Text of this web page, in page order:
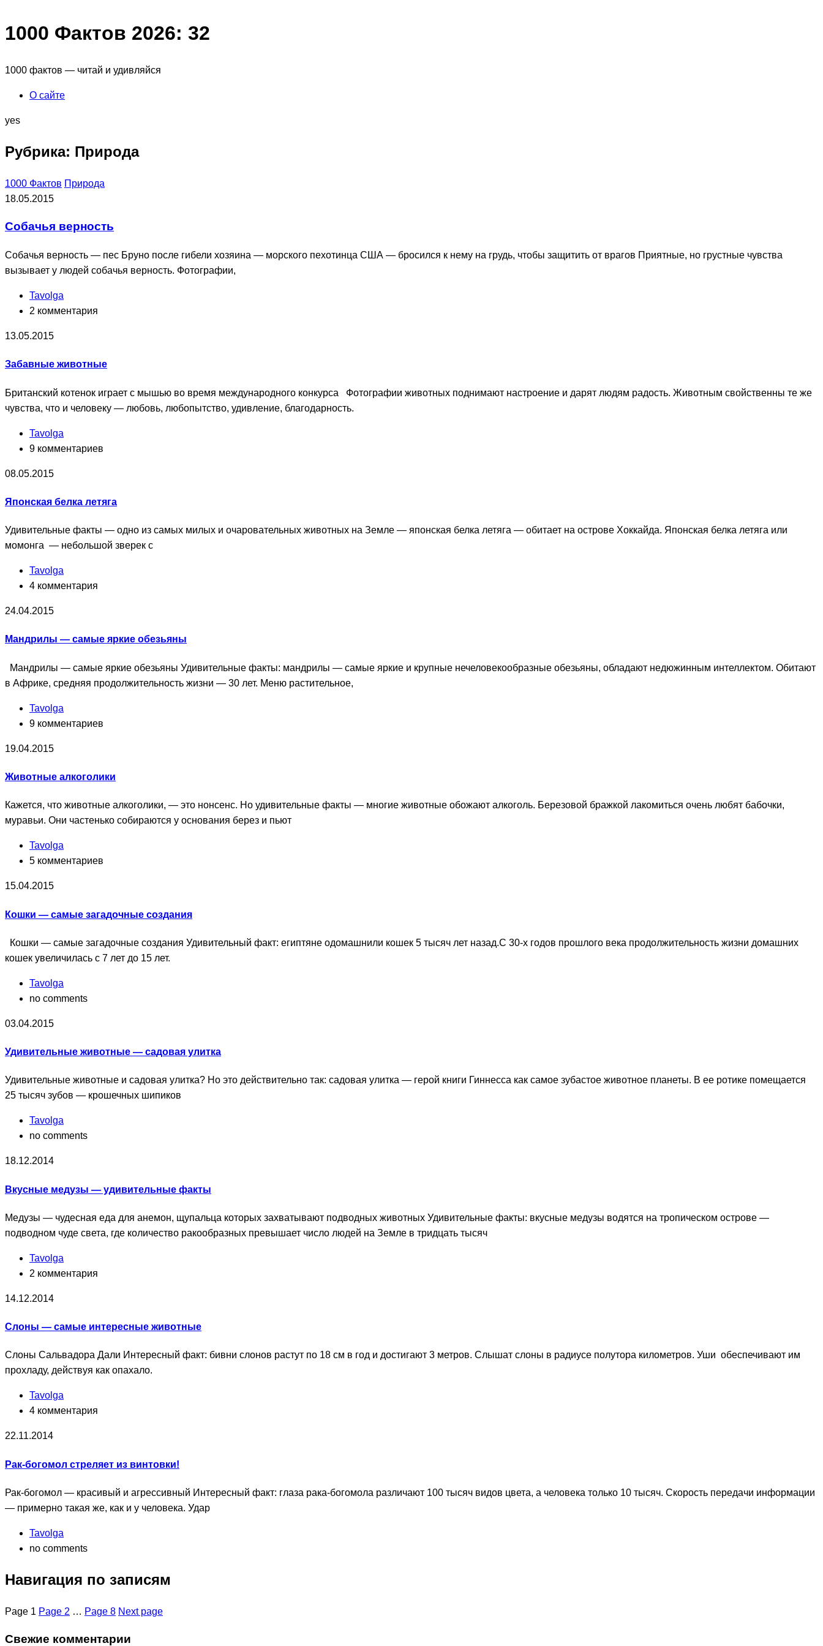
1000 Фактов 2026: 32
1000 фактов — читай и удивляйся
О сайте
yes
Рубрика: Природа
1000 Фактов Природа
18.05.2015
Собачья верность
Собачья верность — пес Бруно после гибели хозяина — морского пехотинца США — бросился к нему на грудь, чтобы защитить от врагов Приятные, но грустные чувства
вызывает у людей собачья верность. Фотографии,
Tavolga
2 комментария
13.05.2015
Забавные животные
Британский котенок играет с мышью во время международного конкурса Фотографии животных поднимают настроение и дарят людям радость. Животным свойственны те же
чувства, что и человеку — любовь, любопытство, удивление, благодарность.
Tavolga
9 комментариев
08.05.2015
Японская белка летяга
Удивительные факты — одно из самых милых и очаровательных животных на Земле — японская белка летяга — обитает на острове Хоккайда. Японская белка летяга или
момонга — небольшой зверек с
Tavolga
4 комментария
24.04.2015
Мандрилы — самые яркие обезьяны
Мандрилы — самые яркие обезьяны Удивительные факты: мандрилы — самые яркие и крупные нечеловекообразные обезьяны, обладают недюжинным интеллектом. Обитают
в Африке, средняя продолжительность жизни — 30 лет. Меню растительное,
Tavolga
9 комментариев
19.04.2015
Животные алкоголики
Кажется, что животные алкоголики, — это нонсенс. Но удивительные факты — многие животные обожают алкоголь. Березовой бражкой лакомиться очень любят бабочки,
муравьи. Они частенько собираются у основания берез и пьют
Tavolga
5 комментариев
15.04.2015
Кошки — самые загадочные создания
Кошки — самые загадочные создания Удивительный факт: египтяне одомашнили кошек 5 тысяч лет назад.С 30-х годов прошлого века продолжительность жизни домашних
кошек увеличилась с 7 лет до 15 лет.
Tavolga
no comments
03.04.2015
Удивительные животные — садовая улитка
Удивительные животные и садовая улитка? Но это действительно так: садовая улитка — герой книги Гиннесса как самое зубастое животное планеты. В ее ротике помещается
25 тысяч зубов — крошечных шипиков
Tavolga
no comments
18.12.2014
Вкусные медузы — удивительные факты
Медузы — чудесная еда для анемон, щупальца которых захватывают подводных животных Удивительные факты: вкусные медузы водятся на тропическом острове —
подводном чуде света, где количество ракообразных превышает число людей на Земле в тридцать тысяч
Tavolga
2 комментария
14.12.2014
Слоны — самые интересные животные
Слоны Сальвадора Дали Интересный факт: бивни слонов растут по 18 см в год и достигают 3 метров. Слышат слоны в радиусе полутора километров. Уши обеспечивают им
прохладу, действуя как опахало.
Tavolga
4 комментария
22.11.2014
Рак-богомол стреляет из винтовки!
Рак-богомол — красивый и агрессивный Интересный факт: глаза рака-богомола различают 100 тысяч видов цвета, а человека только 10 тысяч. Скорость передачи информации
— примерно такая же, как и у человека. Удар
Tavolga
no comments
Навигация по записям
Page 1 Page 2 … Page 8 Next page
Свежие комментарии